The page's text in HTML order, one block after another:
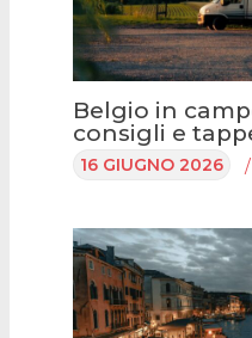
Belgio in
consigli e
16 GIUGNO 2026 /